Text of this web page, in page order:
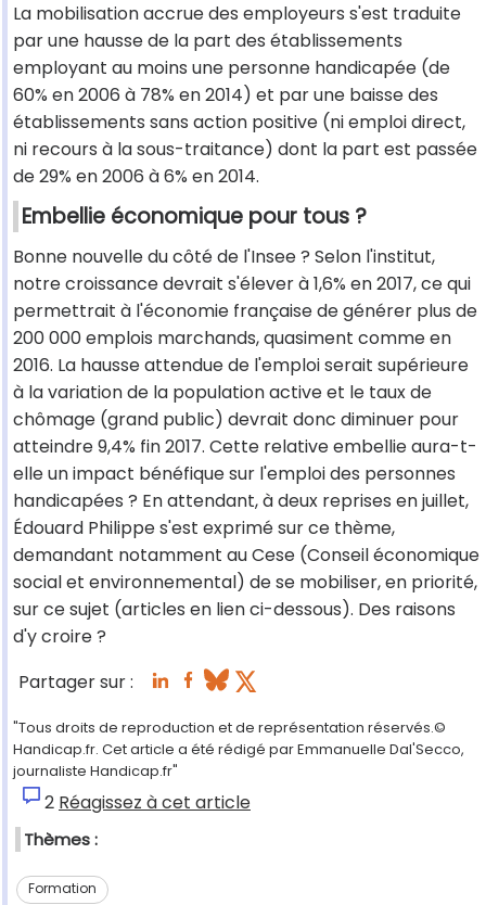
La mobilisation accrue des employeurs s'est traduite
par une hausse de la part des établissements
employant au moins une personne handicapée (de
60% en 2006 à 78% en 2014) et par une baisse des
établissements sans action positive (ni emploi direct,
ni recours à la sous-traitance) dont la part est passée
de 29% en 2006 à 6% en 2014.
Embellie économique pour tous ?
Bonne nouvelle du côté de l'Insee ? Selon l'institut,
notre croissance devrait s'élever à 1,6% en 2017, ce qui
permettrait à l'économie française de générer plus de
200 000 emplois marchands, quasiment comme en
2016. La hausse attendue de l'emploi serait supérieure
à la variation de la population active et le taux de
chômage (grand public) devrait donc diminuer pour
atteindre 9,4% fin 2017. Cette relative embellie aura-t-
elle un impact bénéfique sur l'emploi des personnes
handicapées ? En attendant, à deux reprises en juillet,
Édouard Philippe s'est exprimé sur ce thème,
demandant notamment au Cese (Conseil économique
social et environnemental) de se mobiliser, en priorité,
sur ce sujet (articles en lien ci-dessous). Des raisons
d'y croire ?
Partager sur :
"Tous droits de reproduction et de représentation réservés.©
Handicap.fr. Cet article a été rédigé par Emmanuelle Dal'Secco,
journaliste Handicap.fr"
2 Réagissez à cet article
Thèmes :
Formation